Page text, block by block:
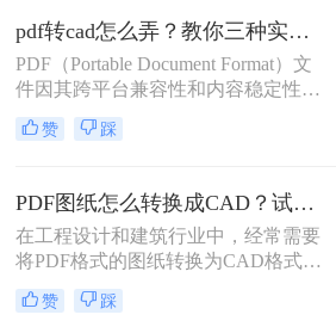
并不直接支持CAD的矢量图形编辑功
能，因此转换过程需要借助特定的工
具和技术。那么pdf怎么转换成cad图
纸呢？本文将介绍两种高效且易于操
作的PDF转换成CAD的方法，帮助读
者轻松应对这一需求。
pdf转cad怎么弄？教你三种实用的转换方法！
PDF（Portable Document Format）文
件因其跨平台兼容性和内容稳定性，
在文档分享和存档中得到了广泛应
用。然而，在某些专业领域，如建筑
CAD（Computer-Aided Design）文件
因其强大的绘图和编辑功能而备受青
睐。因此，将PDF转换为CAD格式成
为了一个常见的需求。那么pdf转cad
怎么弄呢？本文将介绍三种将PDF转
换为CAD的方法。
赞 踩
PDF图纸怎么转换成CAD？试试这三个转换方法！
在工程设计和建筑行业中，经常需要
将PDF格式的图纸转换为CAD格式，
以便进行进一步的编辑和修改。那么
PDF图纸怎么转换成CAD呢？本文将
赞 踩